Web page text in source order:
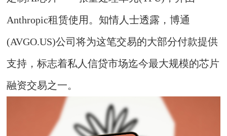
Anthropic租赁使用。知情人士透露，博通
(AVGO.US)公司将为这笔交易的大部分付款提供
支持，标志着私人信贷市场迄今最大规模的芯片
融资交易之一。